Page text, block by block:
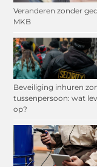
Veranderen zonder
MKB
Beveiliging inhuren
tussenpersoon: wat
op?